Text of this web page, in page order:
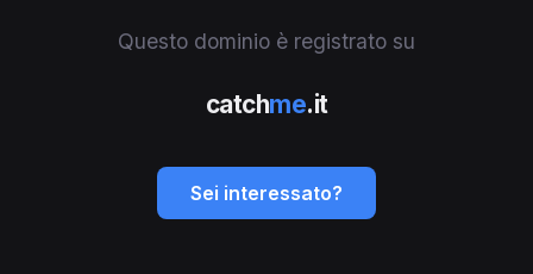
Questo dominio è registrato su
catchme.it
Sei interessato?